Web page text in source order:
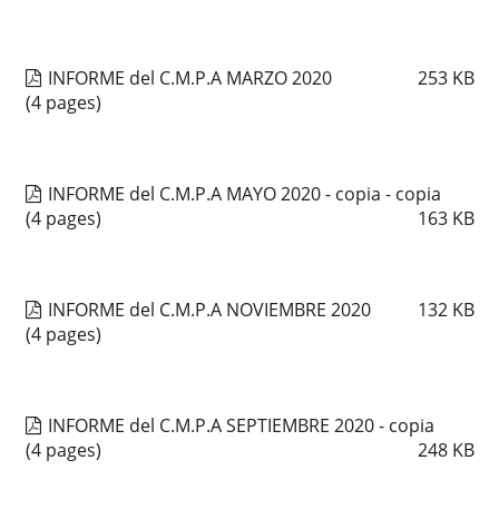
INFORME del C.M.P.A MARZO 2020 253 KB
(4 pages)
INFORME del C.M.P.A MAYO 2020 - copia - copia
163 KB
(4 pages)
INFORME del C.M.P.A NOVIEMBRE 2020 132 KB
(4 pages)
INFORME del C.M.P.A SEPTIEMBRE 2020 - copia
248 KB
(4 pages)